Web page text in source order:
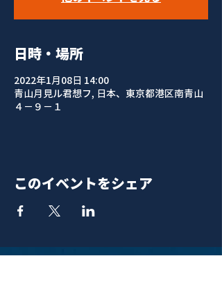
日時・場所
2022年1月08日 14:00
青山月見ル君想フ, 日本、東京都港区南青山
４−９−１
このイベントをシェア